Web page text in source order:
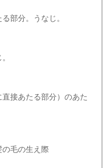
部分。うなじ。
接あたる部分）のあた
毛の生え際